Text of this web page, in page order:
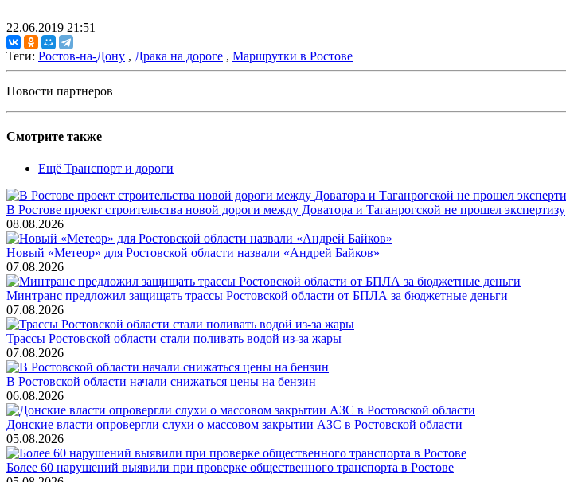
22.06.2019 21:51
Теги: Ростов-на-Дону , Драка на дороге , Маршрутки в Ростове
Новости партнеров
Смотрите также
Ещё Транспорт и дороги
В Ростове проект строительства новой дороги между Доватора и Таганрогской не прошел экспертизу
08.08.2026
Новый «Метеор» для Ростовской области назвали «Андрей Байков»
07.08.2026
Минтранс предложил защищать трассы Ростовской области от БПЛА за бюджетные деньги
07.08.2026
Трассы Ростовской области стали поливать водой из-за жары
07.08.2026
В Ростовской области начали снижаться цены на бензин
06.08.2026
Донские власти опровергли слухи о массовом закрытии АЗС в Ростовской области
05.08.2026
Более 60 нарушений выявили при проверке общественного транспорта в Ростове